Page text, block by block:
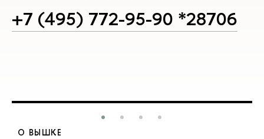
+7 (495) 772-95-90 *28706
О ВЫШКЕ